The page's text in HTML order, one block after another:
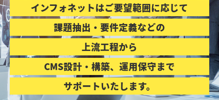
インフォネットはご要望範囲に応じて
課題抽出・要件定義などの
上流工程から
CMS設計・構築、運用保守まで
サポートいたします。